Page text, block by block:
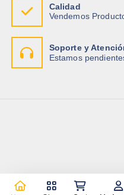
Calidad
Vendemos
Soporte y
Estamos
Copyright © 2026